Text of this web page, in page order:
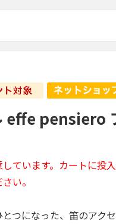
effe pensiero
ています。カートに投
い。
とつになった、笛のアク